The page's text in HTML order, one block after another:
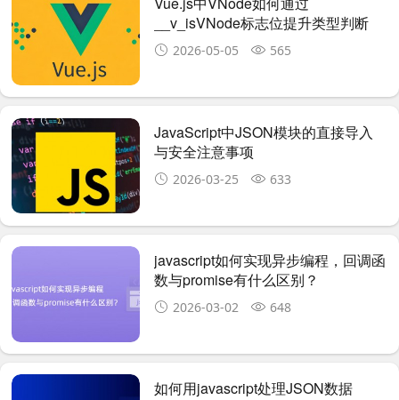
__v_isVNode标志位提升类型判断
2026-05-05 565
JavaScript中JSON模块的直接导入
与安全注意事项
2026-03-25 633
javascript如何实现异步编程，回调函
数与promise有什么区别？
2026-03-02 648
如何用javascript处理JSON数据